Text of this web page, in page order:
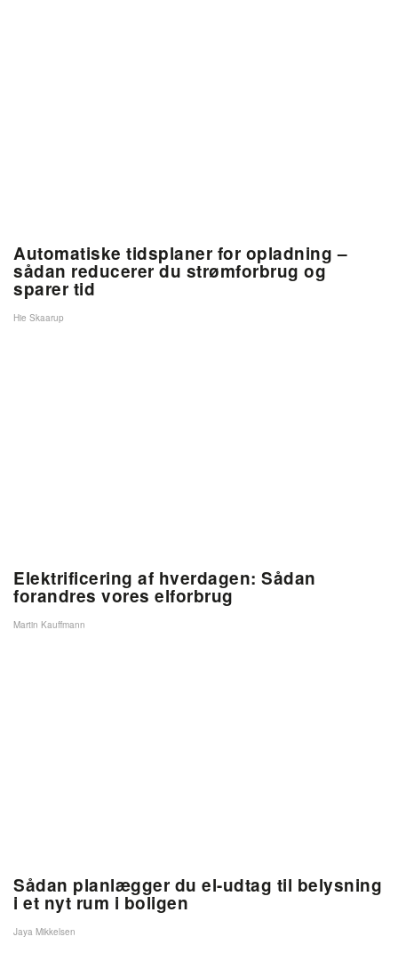
Automatiske tidsplaner for opladning –
sådan reducerer du strømforbrug og
sparer tid
Hie Skaarup
Elektrificering af hverdagen: Sådan
forandres vores elforbrug
Martin Kauffmann
Sådan planlægger du el-udtag til belysning
i et nyt rum i boligen
Jaya Mikkelsen